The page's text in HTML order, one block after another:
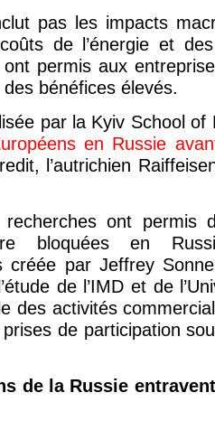
pas les impacts
de l’énergie et
ont permis aux
bénéfices élevés.
par la Kyiv School
en Russie
l’autrichien
recherches ont permis
bloquées en
créée par Jeffrey
de l’IMD et de
des activités
de participation
de la Russie